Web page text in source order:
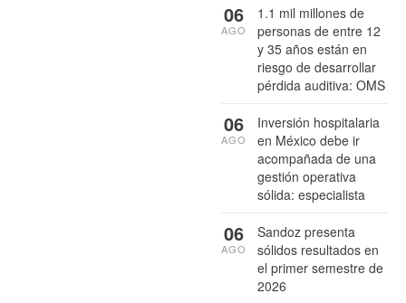
1.1 mil millones de
personas de entre 12
y 35 años están en
riesgo de desarrollar
pérdida auditiva: OMS
06
AGO
Inversión hospitalaria
en México debe ir
acompañada de una
gestión operativa
sólida: especialista
06
AGO
Sandoz presenta
sólidos resultados en
el primer semestre de
2026
06
AGO